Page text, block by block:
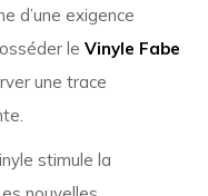
d’une exigence
le Vinyle Fabe
une trace
stimule la